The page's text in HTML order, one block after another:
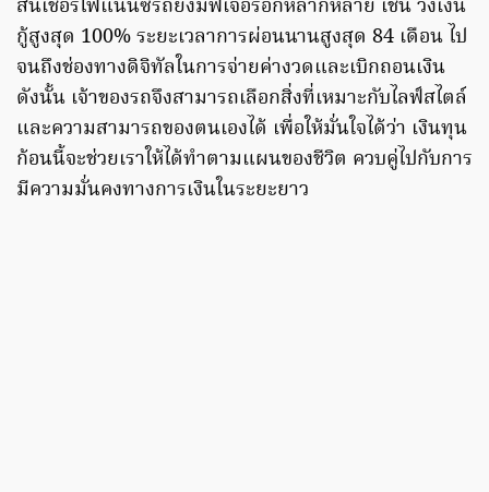
สินเชื่อรีไฟแนนซ์รถยังมีฟีเจอร์อีกหลากหลาย เช่น วงเงิน
กู้สูงสุด 100% ระยะเวลาการผ่อนนานสูงสุด 84 เดือน ไป
จนถึงช่องทางดิจิทัลในการจ่ายค่างวดและเบิกถอนเงิน
ดังนั้น เจ้าของรถจึงสามารถเลือกสิ่งที่เหมาะกับไลฟ์สไตล์
และความสามารถของตนเองได้ เพื่อให้มั่นใจได้ว่า เงินทุน
ก้อนนี้จะช่วยเราให้ได้ทำตามแผนของชีวิต ควบคู่ไปกับการ
มีความมั่นคงทางการเงินในระยะยาว